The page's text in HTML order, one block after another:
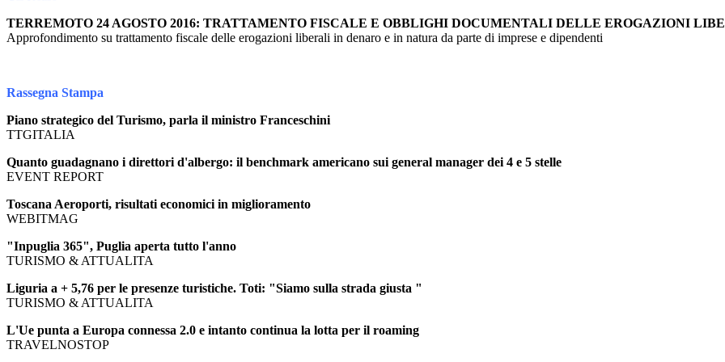
TERREMOTO 24 AGOSTO 2016: TRATTAMENTO FISCALE E OBBLIGHI DOCUMENTALI DELLE EROGAZIONI
Approfondimento su trattamento fiscale delle erogazioni liberali in denaro e in natura da parte di imprese e dipendenti
Rassegna Stampa
Piano strategico del Turismo, parla il ministro Franceschini
TTGITALIA
Quanto guadagnano i direttori d'albergo: il benchmark americano sui general manager dei 4 e 5 stelle
EVENT REPORT
Toscana Aeroporti, risultati economici in miglioramento
WEBITMAG
"Inpuglia 365", Puglia aperta tutto l'anno
TURISMO & ATTUALITA
Liguria a + 5,76 per le presenze turistiche. Toti: "Siamo sulla strada giusta "
TURISMO & ATTUALITA
L'Ue punta a Europa connessa 2.0 e intanto continua la lotta per il roaming
TRAVELNOSTOP